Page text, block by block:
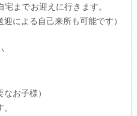
までお迎えに行きます。
による自己来所も可能です）
お子様）